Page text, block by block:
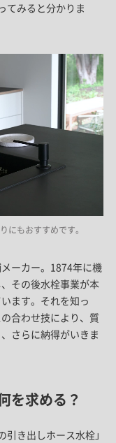
てみると分かりま
にもおすすめです。
ーカー。 1874年に機
その後水栓事業が本
ます。それを知っ
合わせ技により、質
さらに納得がいきま
を求める？
引き出しホース水栓」